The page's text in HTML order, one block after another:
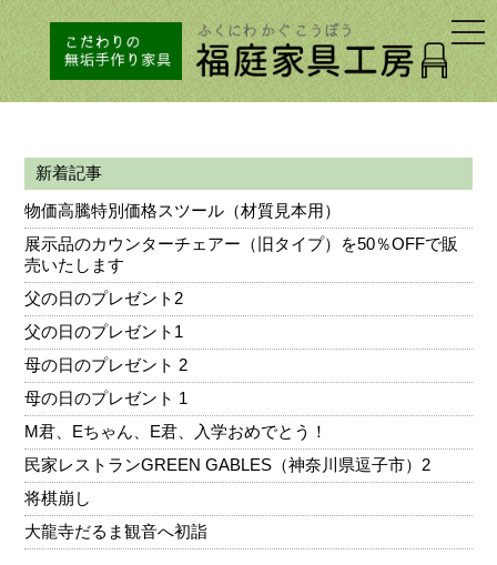
新着記事
物価高騰特別価格スツール（材質見本用）
展示品のカウンターチェアー（旧タイプ）を50％OFFで販
売いたします
父の日のプレゼント2
父の日のプレゼント1
母の日のプレゼント 2
母の日のプレゼント 1
M君、Eちゃん、E君、入学おめでとう！
民家レストランGREEN GABLES（神奈川県逗子市）2
将棋崩し
大龍寺だるま観音へ初詣